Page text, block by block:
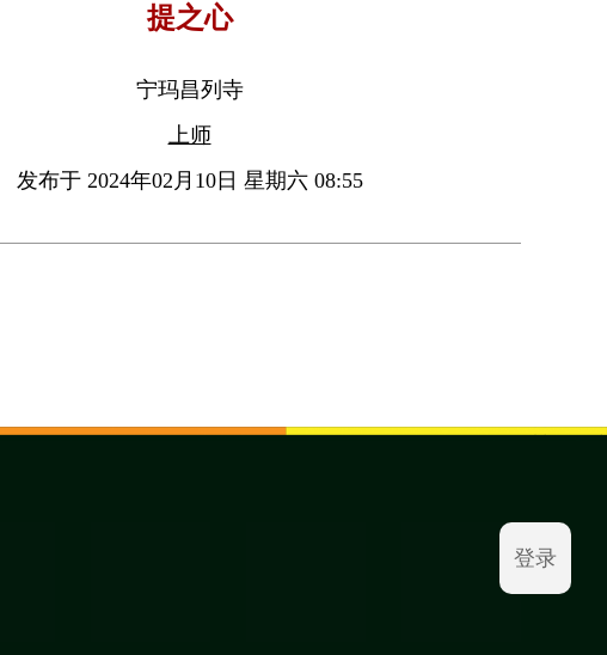
提之心
宁玛昌列寺
上师
发布于 2024年02月10日 星期六 08:55
登录